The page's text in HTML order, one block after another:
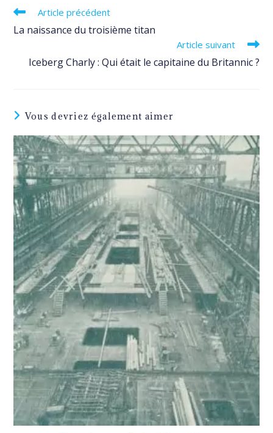
Read
articles
Article précédent
La naissance du troisième titan
Article suivant
Iceberg Charly : Qui était le capitaine du Britannic ?
Vous devriez également aimer